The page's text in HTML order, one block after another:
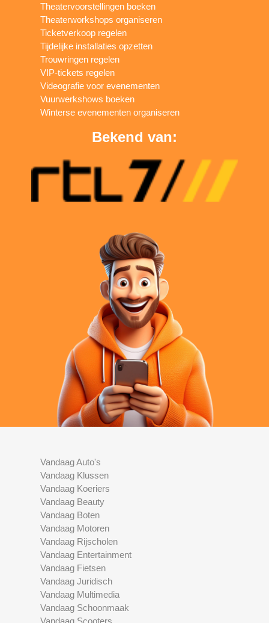
Theatervoorstellingen boeken
Theaterworkshops organiseren
Ticketverkoop regelen
Tijdelijke installaties opzetten
Trouwringen regelen
VIP-tickets regelen
Videografie voor evenementen
Vuurwerkshows boeken
Winterse evenementen organiseren
Bekend van:
Vandaag Auto's
Vandaag Klussen
Vandaag Koeriers
Vandaag Beauty
Vandaag Boten
Vandaag Motoren
Vandaag Rijscholen
Vandaag Entertainment
Vandaag Fietsen
Vandaag Juridisch
Vandaag Multimedia
Vandaag Schoonmaak